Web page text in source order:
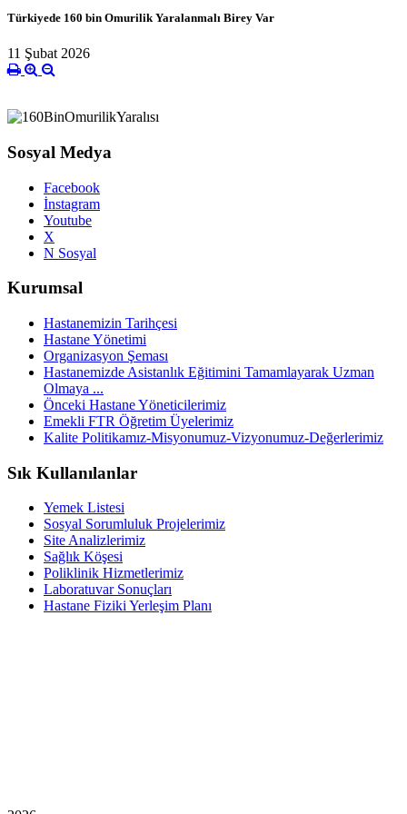
Türkiyede 160 bin Omurilik Yaralanmalı Birey Var
11 Şubat 2026
Sosyal Medya
Facebook
İnstagram
Youtube
X
N Sosyal
Kurumsal
Hastanemizin Tarihçesi
Hastane Yönetimi
Organizasyon Şeması
Hastanemizde Asistanlık Eğitimini Tamamlayarak Uzman
Olmaya ...
Önceki Hastane Yöneticilerimiz
Emekli FTR Öğretim Üyelerimiz
Kalite Politikamız-Misyonumuz-Vizyonumuz-Değerlerimiz
Sık Kullanılanlar
Yemek Listesi
Sosyal Sorumluluk Projelerimiz
Site Analizlerimiz
Sağlık Köşesi
Poliklinik Hizmetlerimiz
Laboratuvar Sonuçları
Hastane Fiziki Yerleşim Planı